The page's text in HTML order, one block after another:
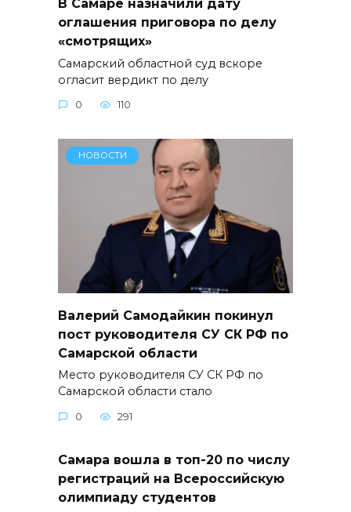
В Самаре назначили дату
оглашения приговора по делу
«смотрящих»
Самарский областной суд вскоре
огласит вердикт по делу
0 110
НОВОСТИ
Валерий Самодайкин покинул
пост руководителя СУ СК РФ по
Самарской области
Место руководителя СУ СК РФ по
Самарской области стало
0 291
Самара вошла в топ-20 по числу
регистраций на Всероссийскую
олимпиаду студентов